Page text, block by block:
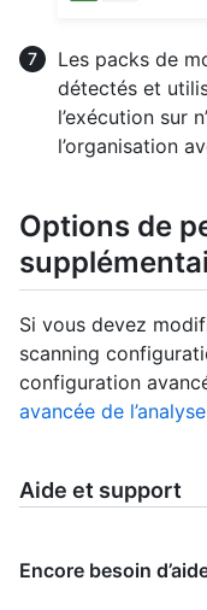
Les packs de
détectés et
l’exécution sur
l’organisation
Options de
Si vous devez
scanning
configuration
avancée de
Aide et support
Encore besoin